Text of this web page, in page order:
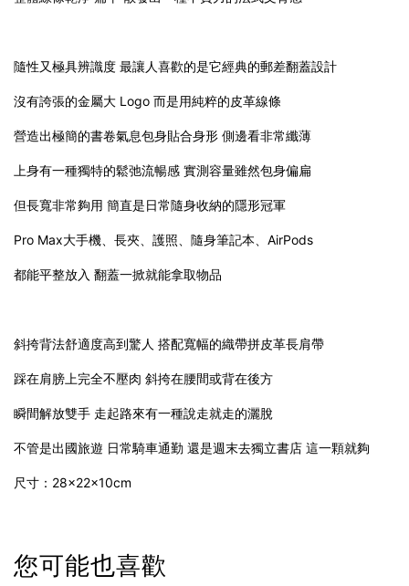
隨性又極具辨識度 最讓人喜歡的是它經典的郵差翻蓋設計
沒有誇張的金屬大 Logo 而是用純粹的皮革線條
營造出極簡的書卷氣息包身貼合身形 側邊看非常纖薄
上身有一種獨特的鬆弛流暢感 實測容量雖然包身偏扁
但長寬非常夠用 簡直是日常隨身收納的隱形冠軍
Pro Max大手機、長夾、護照、隨身筆記本、AirPods
都能平整放入 翻蓋一掀就能拿取物品
斜挎背法舒適度高到驚人 搭配寬幅的織帶拼皮革長肩帶
踩在肩膀上完全不壓肉 斜挎在腰間或背在後方
瞬間解放雙手 走起路來有一種說走就走的灑脫
不管是出國旅遊 日常騎車通勤 還是週末去獨立書店 這一顆就夠
尺寸：28×22×10cm
您可能也喜歡